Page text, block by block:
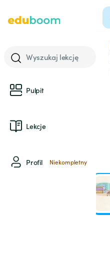
Wyszukaj lekcję
Pulpit
Lekcje
Profil Niekompletny